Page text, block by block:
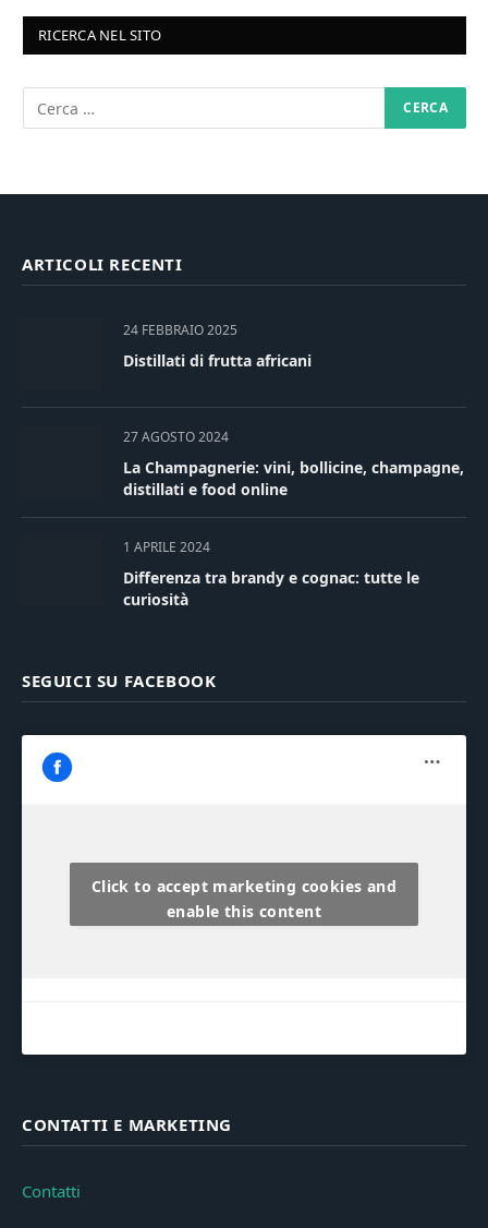
RICERCA NEL SITO
ARTICOLI RECENTI
24 FEBBRAIO 2025
Distillati di frutta africani
27 AGOSTO 2024
La Champagnerie: vini, bollicine, champagne,
distillati e food online
1 APRILE 2024
Differenza tra brandy e cognac: tutte le
curiosità
SEGUICI SU FACEBOOK
Click to accept marketing cookies and
enable this content
CONTATTI E MARKETING
Contatti